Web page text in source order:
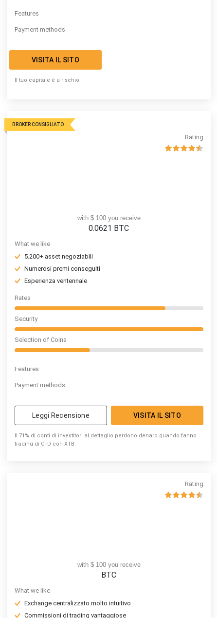
Features
Payment methods
VISITA IL SITO
Il tuo capitale è a rischio.
BROKER CONSIGLIATO
Rating
with $ 100 you receive
0.0621 BTC
What we like
5.200+ asset negoziabili
Numerosi premi conseguiti
Esperienza ventennale
Rates
Security
Selection of Coins
Features
Payment methods
Leggi Recensione VISITA IL SITO
Il 71% di conti di investitori al dettaglio perdono denaro quando fanno
trading di CFD con XTB.
Rating
with $ 100 you receive
BTC
What we like
Exchange centralizzato molto intuitivo
Commissioni di trading vantaggiose